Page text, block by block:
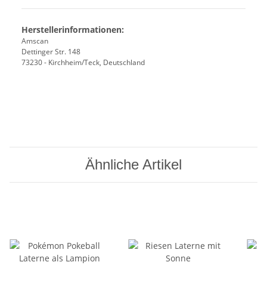
Herstellerinformationen:
Amscan
Dettinger Str. 148
73230 - Kirchheim/Teck, Deutschland
Ähnliche Artikel